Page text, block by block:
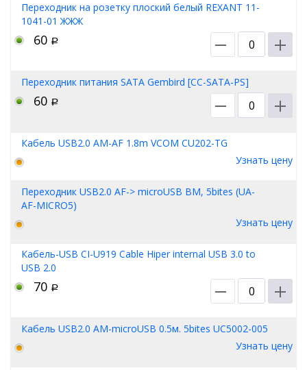
Переходник на розетку плоский белый REXANT 11-
1041-01 ЖЖЖ
60 Р
Переходник питания SATA Gembird [CC-SATA-PS]
60 Р
Кабель USB2.0 AM-AF 1.8m VCOM CU202-TG
Узнать цену
Переходник USB2.0 AF-> microUSB BM, 5bites (UA-
AF-MICRO5)
Узнать цену
Кабель-USB CI-U919 Cable Hiper internal USB 3.0 to
USB 2.0
70 Р
Кабель USB2.0 AM-microUSB 0.5м. 5bites UC5002-005
Узнать цену